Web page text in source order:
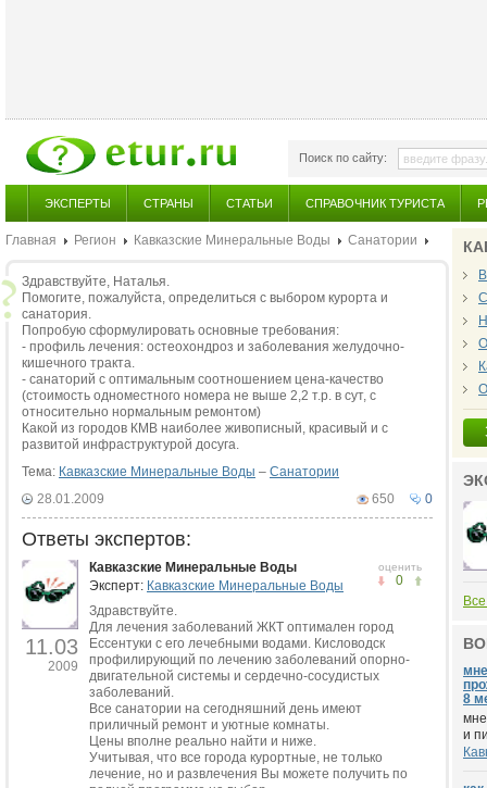
Поиск по сайту:
ЭКСПЕРТЫ СТРАНЫ СТАТЬИ СПРАВОЧНИК ТУРИСТА
Главная Регион Кавказские Минеральные Воды Санатории
Здравствуйте, Наталья.
Помогите, пожалуйста, определиться с выбором курорта и
санатория.
Попробую сформулировать основные требования:
- профиль лечения: остеохондроз и заболевания желудочно-
кишечного тракта.
- санаторий с оптимальным соотношением цена-качество
(стоимость одноместного номера не выше 2,2 т.р. в сут, с
относительно нормальным ремонтом)
Какой из городов КМВ наиболее живописный, красивый и с
развитой инфраструктурой досуга.
Тема: Кавказские Минеральные Воды – Санатории
0
650
28.01.2009
Ответы экспертов:
11.03
2009
оценить
0
Кавказские Минеральные Воды
Эксперт: Кавказские Минеральные Воды
Здравствуйте.
Для лечения заболеваний ЖКТ оптимален город
Ессентуки с его лечебными водами. Кисловодск
профилирующий по лечению заболеваний опорно-
двигательной системы и сердечно-сосудистых
заболеваний.
Все санатории на сегодняшний день имеют
приличный ремонт и уютные комнаты.
Цены вполне реально найти и ниже.
Учитывая, что все города курортные, не только
лечение, но и развлечения Вы можете получить по
8
и